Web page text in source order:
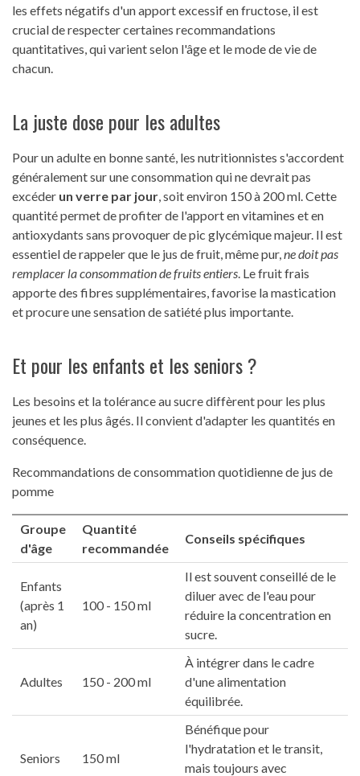
les effets négatifs d'un apport excessif en fructose, il est
crucial de respecter certaines recommandations
quantitatives, qui varient selon l'âge et le mode de vie de
chacun.
La juste dose pour les adultes
Pour un adulte en bonne santé, les nutritionnistes s'accordent
généralement sur une consommation qui ne devrait pas
excéder un verre par jour, soit environ 150 à 200 ml. Cette
quantité permet de profiter de l'apport en vitamines et en
antioxydants sans provoquer de pic glycémique majeur. Il est
essentiel de rappeler que le jus de fruit, même pur,ne doit pas
remplacer la consommation de fruits entiers. Le fruit frais
apporte des fibres supplémentaires, favorise la mastication
et procure une sensation de satiété plus importante.
Et pour les enfants et les seniors ?
Les besoins et la tolérance au sucre diffèrent pour les plus
jeunes et les plus âgés. Il convient d'adapter les quantités en
conséquence.
Recommandations de consommation quotidienne de jus de
pomme
Groupe
d'âge
Quantité
recommandée
Conseils spécifiques
Enfants
(après 1
an)
100 - 150 ml
Il est souvent conseillé de le
diluer avec de l'eau pour
réduire la concentration en
sucre.
Adultes 150 - 200 ml
À intégrer dans le cadre
d'une alimentation
équilibrée.
Seniors 150 ml
Bénéfique pour
l'hydratation et le transit,
mais toujours avec